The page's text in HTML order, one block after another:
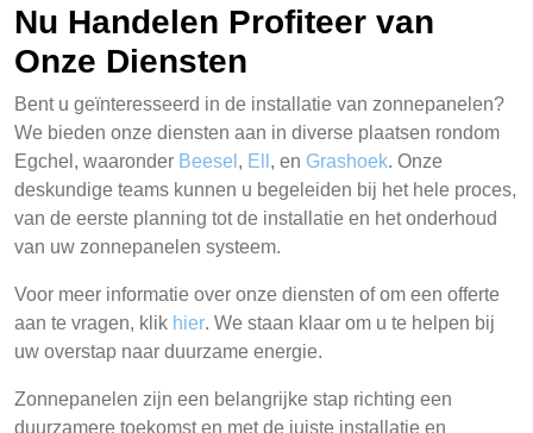
Nu Handelen Profiteer van
Onze Diensten
Bent u geïnteresseerd in de installatie van zonnepanelen?
We bieden onze diensten aan in diverse plaatsen rondom
Egchel, waaronder Beesel , Ell , en Grashoek. Onze
deskundige teams kunnen u begeleiden bij het hele proces,
van de eerste planning tot de installatie en het onderhoud
van uw zonnepanelen systeem.
Voor meer informatie over onze diensten of om een offerte
aan te vragen, klik hier. We staan klaar om u te helpen bij
uw overstap naar duurzame energie.
Zonnepanelen zijn een belangrijke stap richting een
duurzamere toekomst en met de juiste installatie en